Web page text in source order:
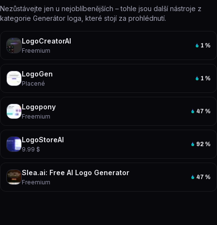
Nezůstávejte jen u nejoblíbenějších – tohle jsou další nástroje z
kategorie Generátor loga, které stojí za prohlédnutí.
LogoCreatorAI
Freemium
1 %
LogoGen
Placené
1 %
Logopony
Freemium
47 %
LogoStoreAI
9.99 $
92 %
Slea.ai: Free AI Logo Generator
Freemium
47 %